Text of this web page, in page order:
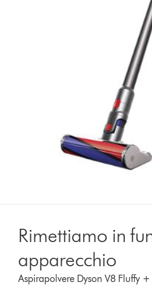
Rimettiamo in
apparecchio
Aspirapolvere Dyson V8 Fluffy +